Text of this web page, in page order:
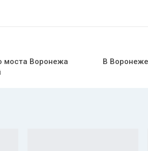
моста Воронежа
В